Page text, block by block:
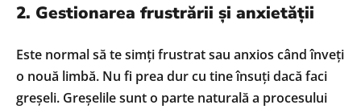
2. Gestionarea frustrării și anxietății
Este normal să te simți frustrat sau anxios când înveți
o nouă limbă. Nu fi prea dur cu tine însuți dacă faci
greșeli. Greșelile sunt o parte naturală a procesului